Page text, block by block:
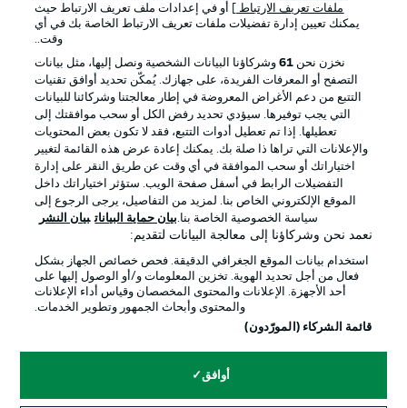
الإعلانات الإخطارات القانونية
شروط الاستخدام القنوات الناقلة
الوظائف جهة النشر
تواصل معنا اللاعبون
© 2026 Bundesliga-Gruppe GmbH
ملفات تعريف الارتباط
] أو في إعدادات ملف تعريف الارتباط حيث
يمكنك تعيين إدارة تفضيلات ملفات تعريف الارتباط الخاصة بك في أي
وقت..
نخزن نحن 61وشركاؤنا البيانات الشخصية ونصل إليها، مثل بيانات
التصفح أو المعرفات الفريدة، على جهازك. يُمكّن تحديد أوافق تقنيات
التتبع من دعم الأغراض المعروضة في إطار معالجتنا وشركائنا للبيانات
التي يجب توفيرها. سيؤدي تحديد رفض الكل أو سحب موافقتك إلى
تعطيلها. إذا تم تعطيل أدوات التتبع، فقد لا تكون بعض المحتويات
والإعلانات التي تراها ذا صلة بك. يمكنك إعادة عرض هذه القائمة لتغيير
اختياراتك أو سحب الموافقة في أي وقت عن طريق النقر على إدارة
التفضيلات الرابط في أسفل صفحة الويب. ستؤثر اختياراتك داخل
الموقع الإلكتروني الخاص بنا. لمزيد من التفاصيل، يرجى الرجوع إلى
سياسة الخصوصية الخاصة بنا.بيان حماية البيانات بيان النشر
نعمد نحن وشركاؤنا إلى معالجة البيانات لتقديم:
استخدام بيانات الموقع الجغرافي الدقيقة. فحص خصائص الجهاز بشكل
فعال من أجل تحديد الهوية. تخزين المعلومات و/أو الوصول إليها على
أحد الأجهزة. الإعلانات والمحتوى المخصصان وقياس أداء الإعلانات
والمحتوى وأبحاث الجمهور وتطوير الخدمات.
قائمة الشركاء (المورّدون)
أوافق